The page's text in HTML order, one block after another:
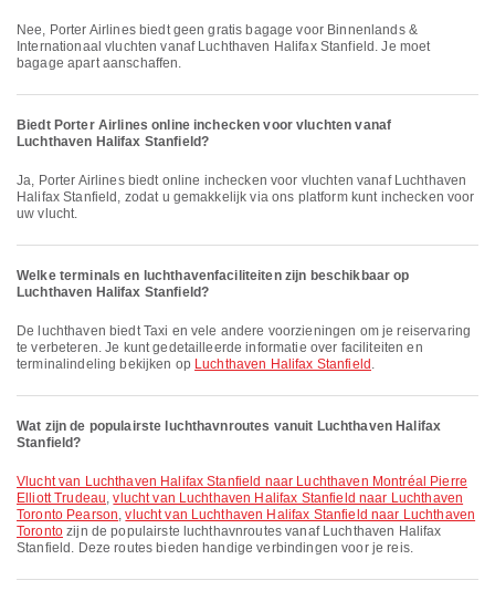
Nee, Porter Airlines biedt geen gratis bagage voor Binnenlands &
Internationaal vluchten vanaf Luchthaven Halifax Stanfield. Je moet
bagage apart aanschaffen.
Biedt Porter Airlines online inchecken voor vluchten vanaf
Luchthaven Halifax Stanfield?
Ja, Porter Airlines biedt online inchecken voor vluchten vanaf Luchthaven
Halifax Stanfield, zodat u gemakkelijk via ons platform kunt inchecken voor
uw vlucht.
Welke terminals en luchthavenfaciliteiten zijn beschikbaar op
Luchthaven Halifax Stanfield?
De luchthaven biedt Taxi en vele andere voorzieningen om je reiservaring
te verbeteren. Je kunt gedetailleerde informatie over faciliteiten en
terminalindeling bekijken op Luchthaven Halifax Stanfield .
Wat zijn de populairste luchthavnroutes vanuit Luchthaven Halifax
Stanfield?
vlucht van Luchthaven Halifax Stanfield naar Luchthaven Montréal Pierre
Elliott Trudeau,vlucht van Luchthaven Halifax Stanfield naar Luchthaven
Toronto Pearson,vlucht van Luchthaven Halifax Stanfield naar Luchthaven
Torontozijn de populairste luchthavnroutes vanaf Luchthaven Halifax
Stanfield. Deze routes bieden handige verbindingen voor je reis.